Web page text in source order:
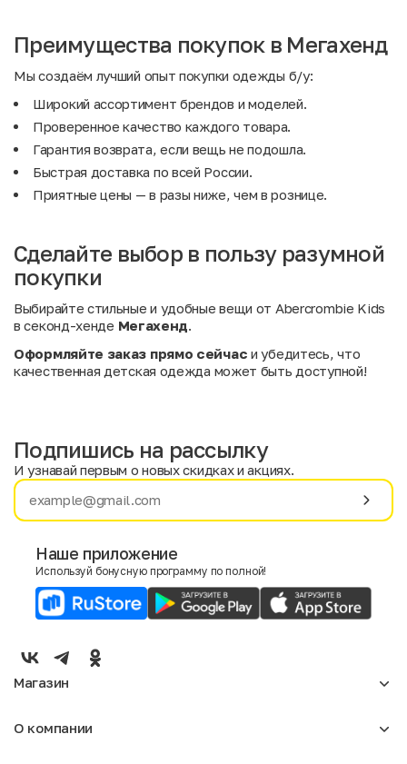
Преимущества покупок в Мегахенд
Мы создаём лучший опыт покупки одежды б/у:
Широкий ассортимент брендов и моделей.
Проверенное качество каждого товара.
Гарантия возврата, если вещь не подошла.
Быстрая доставка по всей России.
Приятные цены — в разы ниже, чем в рознице.
Сделайте выбор в пользу разумной
покупки
Выбирайте стильные и удобные вещи от Abercrombie Kids
в секонд-хенде Мегахенд
Оформляйте заказ прямо сейчас и убедитесь, что
качественная детская одежда может быть доступной!
Имя
E-mail
Мужской
Подпишись на рассылку
И узнавай первым о новых скидках и акциях.
Наше приложение
Используй бонусную программу по полной!
Магазин
Мужское
О компании